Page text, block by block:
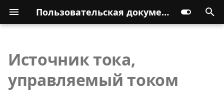
Пользовательская документация
Источник тока,
управляемый током